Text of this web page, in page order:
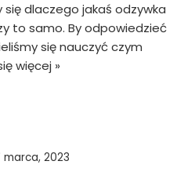
dlaczego jakaś odzywka
to samo. By odpowiedzieć
się nauczyć czym
więcej »
marca, 2023